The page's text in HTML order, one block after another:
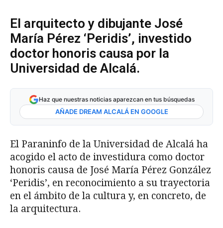
El arquitecto y dibujante José
María Pérez ‘Peridis’, investido
doctor honoris causa por la
Universidad de Alcalá.
Haz que nuestras noticias aparezcan en tus búsquedas
AÑADE DREAM ALCALÁ EN GOOGLE
El Paraninfo de la Universidad de Alcalá ha
acogido el acto de investidura como doctor
honoris causa de José María Pérez González
‘Peridis’, en reconocimiento a su trayectoria
en el ámbito de la cultura y, en concreto, de
la arquitectura.